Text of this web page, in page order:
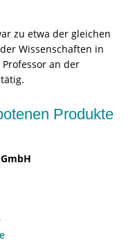
zu etwa der gleichen
Wissenschaften in
an der
Produkte